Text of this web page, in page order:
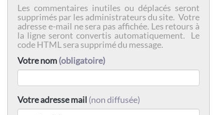
Les commentaires inutiles ou déplacés seront
supprimés par les administrateurs du site. Votre
adresse e-mail ne sera pas affichée. Les retours à
la ligne seront convertis automatiquement. Le
code HTML sera supprimé du message.
Votre nom(obligatoire)
Votre adresse mail (non diffusée)